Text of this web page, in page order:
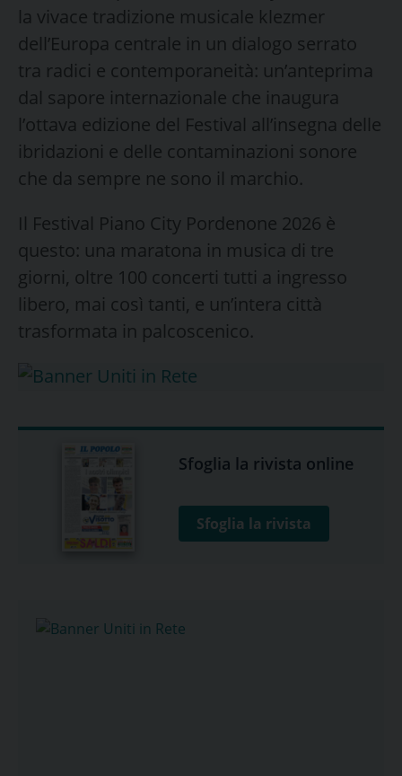
la vivace tradizione musicale klezmer
dell’Europa centrale in un dialogo serrato
tra radici e contemporaneità: un’anteprima
dal sapore internazionale che inaugura
l’ottava edizione del Festival all’insegna delle
ibridazioni e delle contaminazioni sonore
che da sempre ne sono il marchio.
Il Festival Piano City Pordenone 2026 è
questo: una maratona in musica di tre
giorni, oltre 100 concerti tutti a ingresso
libero, mai così tanti, e un’intera città
trasformata in palcoscenico.
Sfoglia la rivista online
Sfoglia la rivista